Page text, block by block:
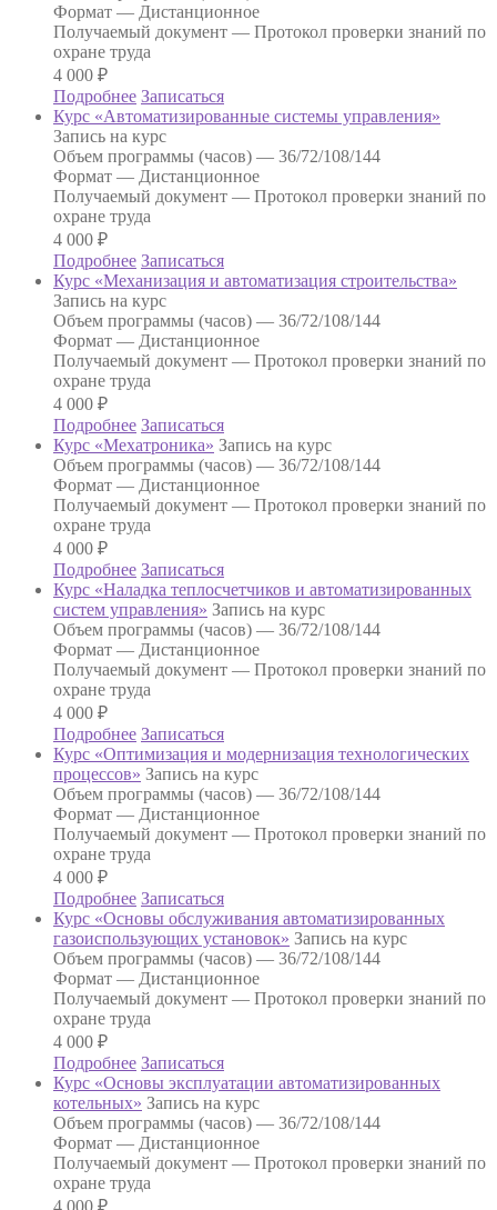
Формат — Дистанционное
Получаемый документ — Протокол проверки знаний по
охране труда
4 000 ₽
Подробнее Записаться
Курс «Автоматизированные системы управления»
Запись на курс
Объем программы (часов) — 36/72/108/144
Формат — Дистанционное
Получаемый документ — Протокол проверки знаний по
охране труда
4 000 ₽
Подробнее Записаться
Курс «Механизация и автоматизация строительства»
Запись на курс
Объем программы (часов) — 36/72/108/144
Формат — Дистанционное
Получаемый документ — Протокол проверки знаний по
охране труда
4 000 ₽
Подробнее Записаться
Курс «Мехатроника» Запись на курс
Объем программы (часов) — 36/72/108/144
Формат — Дистанционное
Получаемый документ — Протокол проверки знаний по
охране труда
4 000 ₽
Подробнее Записаться
Курс «Наладка теплосчетчиков и автоматизированных
систем управления» Запись на курс
Объем программы (часов) — 36/72/108/144
Формат — Дистанционное
Получаемый документ — Протокол проверки знаний по
охране труда
4 000 ₽
Подробнее Записаться
Курс «Оптимизация и модернизация технологических
процессов» Запись на курс
Объем программы (часов) — 36/72/108/144
Формат — Дистанционное
Получаемый документ — Протокол проверки знаний по
охране труда
4 000 ₽
Подробнее Записаться
Курс «Основы обслуживания автоматизированных
газоиспользующих установок» Запись на курс
Объем программы (часов) — 36/72/108/144
Формат — Дистанционное
Получаемый документ — Протокол проверки знаний по
охране труда
4 000 ₽
Подробнее Записаться
Курс «Основы эксплуатации автоматизированных
котельных» Запись на курс
Объем программы (часов) — 36/72/108/144
Формат — Дистанционное
Получаемый документ — Протокол проверки знаний по
охране труда
4 000 ₽